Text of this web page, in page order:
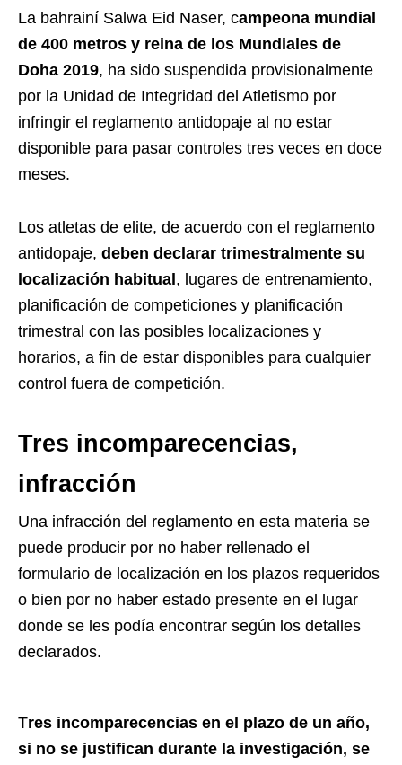
La bahrainí Salwa Eid Naser, campeona mundial
de 400 metros y reina de los Mundiales de
Doha 2019, ha sido suspendida provisionalmente
por la Unidad de Integridad del Atletismo por
infringir el reglamento antidopaje al no estar
disponible para pasar controles tres veces en doce
meses.
Los atletas de elite, de acuerdo con el reglamento
antidopaje, deben declarar trimestralmente su
localización habitual , lugares de entrenamiento,
planificación de competiciones y planificación
trimestral con las posibles localizaciones y
horarios, a fin de estar disponibles para cualquier
control fuera de competición.
Tres incomparecencias,
infracción
Una infracción del reglamento en esta materia se
puede producir por no haber rellenado el
formulario de localización en los plazos requeridos
o bien por no haber estado presente en el lugar
donde se les podía encontrar según los detalles
declarados.
Tres incomparecencias en el plazo de un año,
si no se justifican durante la investigación, se